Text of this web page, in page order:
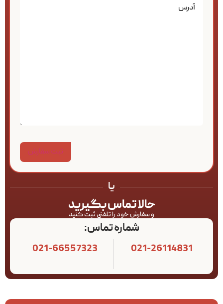
یا
حالا تماس بگیرید
و سفارش خود را تلفنی ثبت کنید
شماره تماس:
021-26114831
021-66557323